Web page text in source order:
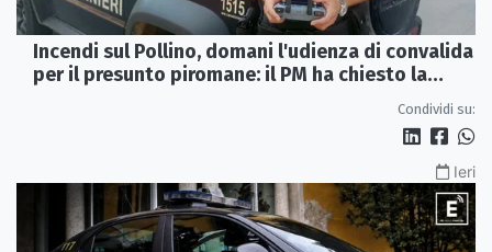
Incendi sul Pollino, domani l'udienza di convalida
per il presunto piromane: il PM ha chiesto la
Condividi su:
Ieri